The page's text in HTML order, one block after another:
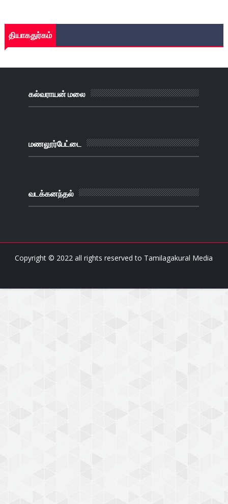
தியாகதுர்கம்
கல்வராயன் மலை
மணலூர்பேட்டை
வடக்கனந்தல்
Copyright © 2022 all rights reserved to Tamilagakural Media